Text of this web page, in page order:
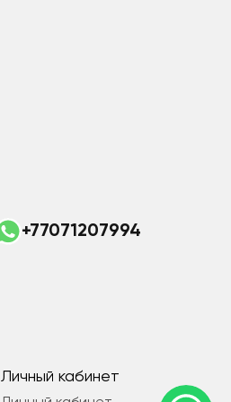
+77071207994
Личный кабинет